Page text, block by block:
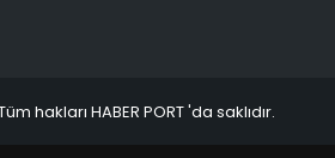
hakları HABER PORT 'da saklıdır.